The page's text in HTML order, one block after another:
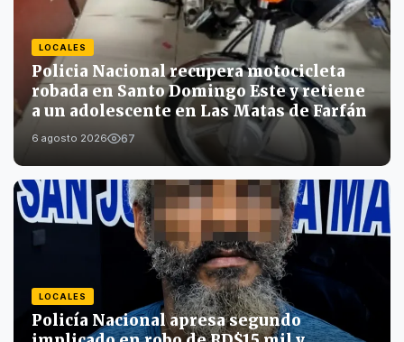
LOCALES
Policia Nacional recupera motocicleta
robada en Santo Domingo Este y retiene
a un adolescente en Las Matas de Farfán
6 agosto 2026 67
LOCALES
Policía Nacional apresa segundo